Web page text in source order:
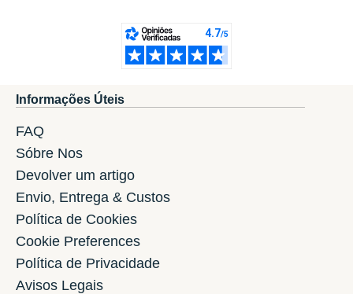
Informações Úteis
FAQ
Sóbre Nos
Devolver um artigo
Envio, Entrega & Custos
Política de Cookies
Cookie Preferences
Política de Privacidade
Avisos Legais